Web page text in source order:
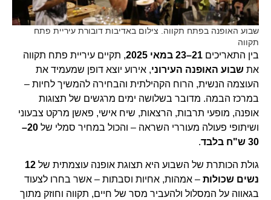
שבוע האופנה בפתח תקווה. צילום באדיבות דובורת עיריית פתח
תקווה
בין התאריכים 21–23 במאי 2025
, תקיים עיריית פתח תקווה
את שבוע האופנה העירוני, אירוע יוצא דופן שמעמיד את
העוצמה הנשית, הרוח הקהילתית והבחירה להמשיך לחיות –
במרכז הבמה. מדובר בשלושה ימים מרגשים של תצוגות
אופנה, מופעי תרבות, הרצאות, שיח אישי, פאשן מרקט צבעוני
ושיתופי פעולה מעוררי השראה – והכול במחיר סמלי של
20–
30 ש"ח בלבד
.
גולת הכותרת של השבוע היא תצוגת אופנה עוצמתית של 12
נשים שכולות – אמהות, אחיות וסבתות – אשר בחרו לצעוד
בגאווה על המסלול ולהעביר מסר של חיים, תקווה וחוזק מתוך